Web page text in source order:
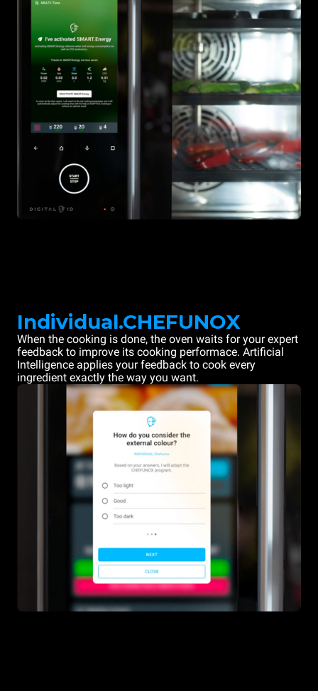
Individual.CHEFUNOX
When the cooking is done, the oven waits for your expert
feedback to improve its cooking performace. Artificial
Intelligence applies your feedback to cook every
ingredient exactly the way you want.